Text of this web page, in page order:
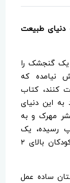
طبیعت
یک گنجشک را
نیامده که
کنند، کتاب
به این دنیای
مهرک و به
رسیده، یک
ماجراجویی کوچک و دوست‌داشتنی برای کودکان بالای ۲
داستان ساده عمل